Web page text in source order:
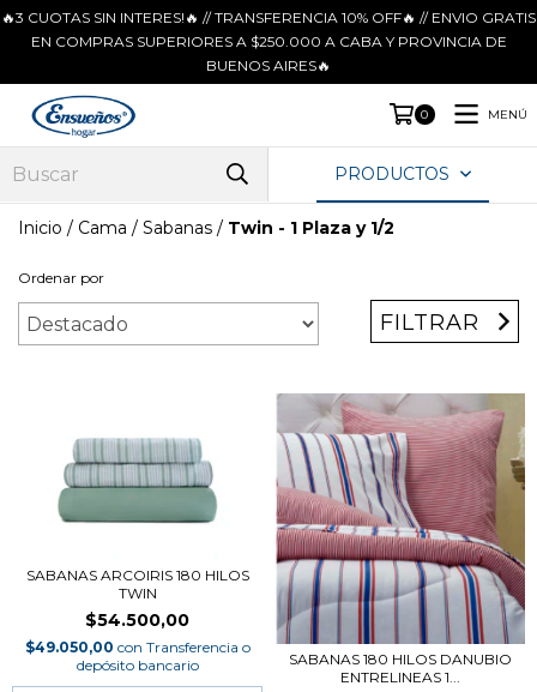
🔥3 CUOTAS SIN INTERES!🔥 // TRANSFERENCIA 10% OFF🔥 // ENVIO GRATIS
EN COMPRAS SUPERIORES A $250.000 A CABA Y PROVINCIA DE
BUENOS AIRES🔥
0 MENÚ
PRODUCTOS
Inicio / Cama / Sabanas / Twin - 1 Plaza y 1/2
Ordenar por
FILTRAR
SABANAS ARCOIRIS 180 HILOS
TWIN
$54.500,00
$49.050,00 con Transferencia o
depósito bancario
SABANAS 180 HILOS DANUBIO
ENTRELINEAS 1...